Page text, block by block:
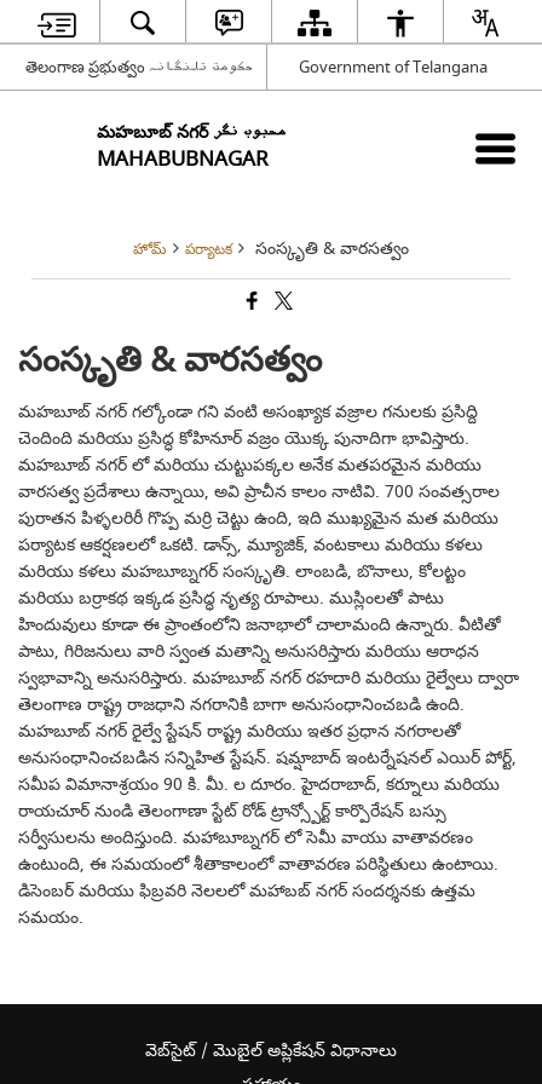
తెలంగాణ ప్రభుత్వం حکومت تلنگانہ Government of Telangana
మహబూబ్ నగర్ محبوب نگر
MAHABUBNAGAR
హోమ్ పర్యాటక సంస్కృతి & వారసత్వం
సంస్కృతి & వారసత్వం
మహబూబ్ నగర్ గల్కోండా గని వంటి అసంఖ్యాక వజ్రాల గనులకు ప్రసిద్ది
చెందింది మరియు ప్రసిద్ధ కోహినూర్ వజ్రం యొక్క పునాదిగా భావిస్తారు.
మహబూబ్ నగర్ లో మరియు చుట్టుపక్కల అనేక మతపరమైన మరియు
వారసత్వ ప్రదేశాలు ఉన్నాయి, అవి ప్రాచీన కాలం నాటివి. 700 సంవత్సరాల
పురాతన పిళ్ళలరిరీ గొప్ప మర్రి చెట్టు ఉంది, ఇది ముఖ్యమైన మత మరియు
పర్యాటక ఆకర్షణలలో ఒకటి. డాన్స్, మ్యూజిక్, వంటకాలు మరియు కళలు
మరియు కళలు మహబూబ్నగర్ సంస్కృతి. లాంబడి, బొనాలు, కోలట్టం
మరియు బర్రాకథ ఇక్కడ ప్రసిద్ధ నృత్య రూపాలు. ముస్లింలతో పాటు
హిందువులు కూడా ఈ ప్రాంతంలోని జనాభాలో చాలామంది ఉన్నారు. వీటితో
పాటు, గిరిజనులు వారి స్వంత మతాన్ని అనుసరిస్తారు మరియు ఆరాధన
స్వభావాన్ని అనుసరిస్తారు. మహబూబ్ నగర్ రహదారి మరియు రైల్వేలు ద్వారా
తెలంగాణ రాష్ట్ర రాజధాని నగరానికి బాగా అనుసంధానించబడి ఉంది.
మహబూబ్ నగర్ రైల్వే స్టేషన్ రాష్ట్ర మరియు ఇతర ప్రధాన నగరాలతో
అనుసంధానించబడిన సన్నిహిత స్టేషన్. షమ్షాబాద్ ఇంటర్నేషనల్ ఎయిర్ పోర్ట్,
సమీప విమానాశ్రయం 90 కి. మీ. ల దూరం. హైదరాబాద్, కర్నూలు మరియు
రాయచూర్ నుండి తెలంగాణా స్టేట్ రోడ్ ట్రాన్స్పోర్ట్ కార్పొరేషన్ బస్సు
సర్వీసులను అందిస్తుంది. మహాబూబ్నగర్ లో సెమీ వాయు వాతావరణం
ఉంటుంది, ఈ సమయంలో శీతాకాలంలో వాతావరణ పరిస్థితులు ఉంటాయి.
డిసెంబర్ మరియు ఫిబ్రవరి నెలలలో మహాబబ్ నగర్ సందర్శనకు ఉత్తమ
సమయం.
వెబ్‌సైట్ / మొబైల్ అప్లికేషన్ విధానాలు